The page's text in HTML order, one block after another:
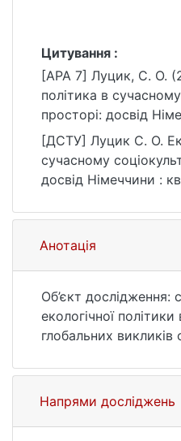
Цитування :
[APA 7] Луцик, С. О.
політика в
просторі: досвід
робота, Київський
університет імені
eKNUTSHIR.
https://
6
[ДСТУ] Луцик С. О.
сучасному
досвід Німеччини :
О. Д. Рихліцька.
https://
6 (дата звернення:
Анотація
Об’єкт дослідження:
екологічної політики
глобальних викликів
культурних,
складових
Німеччини в
Напрями досліджень